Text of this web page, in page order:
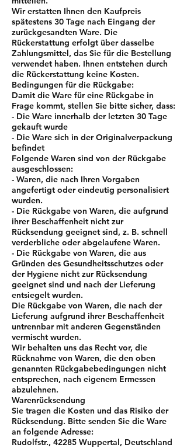
Wir erstatten Ihnen den Kaufpreis
spätestens 30 Tage nach Eingang der
zurückgesandten Ware. Die
Rückerstattung erfolgt über dasselbe
Zahlungsmittel, das Sie für die Bestellung
verwendet haben. Ihnen entstehen durch
die Rückerstattung keine Kosten.
Bedingungen für die Rückgabe:
Damit die Ware für eine Rückgabe in
Frage kommt, stellen Sie bitte sicher, dass:
- Die Ware innerhalb der letzten 30 Tage
gekauft wurde
- Die Ware sich in der Originalverpackung
befindet
Folgende Waren sind von der Rückgabe
ausgeschlossen:
- Waren, die nach Ihren Vorgaben
angefertigt oder eindeutig personalisiert
wurden.
- Die Rückgabe von Waren, die aufgrund
ihrer Beschaffenheit nicht zur
Rücksendung geeignet sind, z. B. schnell
verderbliche oder abgelaufene Waren.
- Die Rückgabe von Waren, die aus
Gründen des Gesundheitsschutzes oder
der Hygiene nicht zur Rücksendung
geeignet sind und nach der Lieferung
entsiegelt wurden.
Die Rückgabe von Waren, die nach der
Lieferung aufgrund ihrer Beschaffenheit
untrennbar mit anderen Gegenständen
vermischt wurden.
Wir behalten uns das Recht vor, die
Rücknahme von Waren, die den oben
genannten Rückgabebedingungen nicht
entsprechen, nach eigenem Ermessen
abzulehnen.
Warenrücksendung
Sie tragen die Kosten und das Risiko der
Rücksendung. Bitte senden Sie die Ware
an folgende Adresse:
Rudolfstr., 42285 Wuppertal, Deutschland